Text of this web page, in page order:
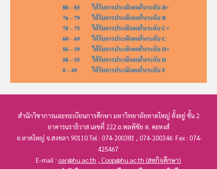
สำนักวิชาการและทะเบียนการศึกษา มหาวิทยาลัยหาดใหญ่ ตั้งอยู่ ชั้น 2
อาคารนราธิวาส เลขที่ 222 ถ.พลพิชัย ต. คอหงส์
อ.หาดใหญ่ จ.สงขลา 90110 Tel : 074-200381 , 074-200346 Fax : 074-
425467
E-mail : oar@hu.ac.th , Coop@hu.ac.th (สหกิจศึกษา)